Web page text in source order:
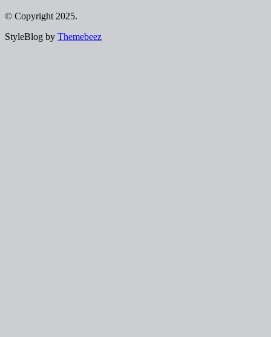
© Copyright 2025.
StyleBlog by Themebeez